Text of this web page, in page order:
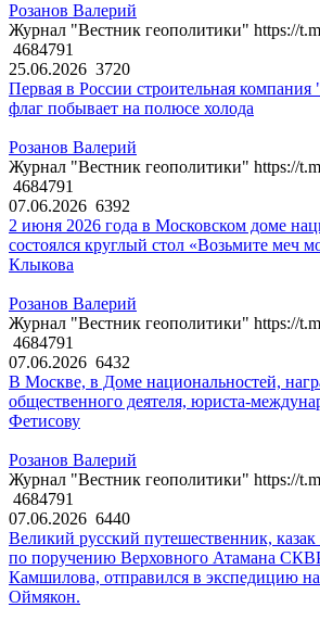
Розанов Валерий
Журнал "Вестник геополитики" https://
4684791
25.06.2026 3720
Первая в России строительная
флаг побывает на полюсе холода
Розанов Валерий
Журнал "Вестник геополитики" https://
4684791
07.06.2026 6392
2 июня 2026 года в Московском доме
состоялся круглый стол «Возьмите меч
Клыкова
Розанов Валерий
Журнал "Вестник геополитики" https://
4684791
07.06.2026 6432
В Москве, в Доме национальностей,
общественного деятеля, юриста-
Фетисову
Розанов Валерий
Журнал "Вестник геополитики" https://
4684791
07.06.2026 6440
Великий русский путешественник,
по поручению Верховного Атамана
Камшилова, отправился в экспедицию
Оймякон.